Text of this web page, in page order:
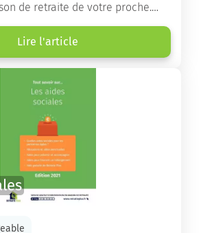
de retraite de votre proche.
un panorama des différents types
ainsi que des conseils pratiques
les familles et à leur faciliter
Lire l'article